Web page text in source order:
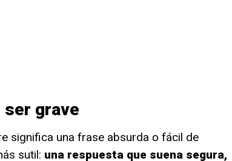
ser grave
significa una frase absurda o fácil de
sutil: una respuesta que suena segura,